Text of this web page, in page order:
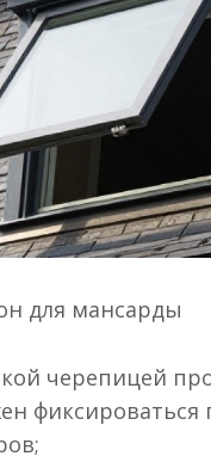
для мансарды
черепицей
фиксироваться